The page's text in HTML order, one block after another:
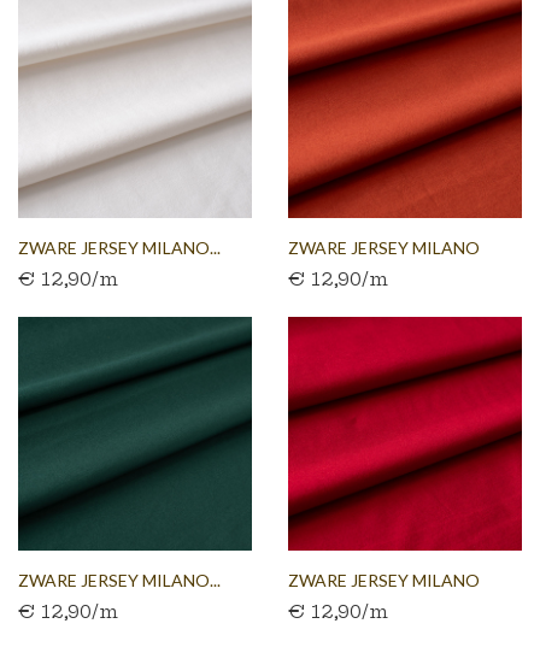
ZWARE JERSEY MILANO...
€ 12,90/m
ZWARE JERSEY MILANO
BAKSTEEN
€ 12,90/m
ZWARE JERSEY MILANO...
€ 12,90/m
ZWARE JERSEY MILANO
DONKERROOD
€ 12,90/m